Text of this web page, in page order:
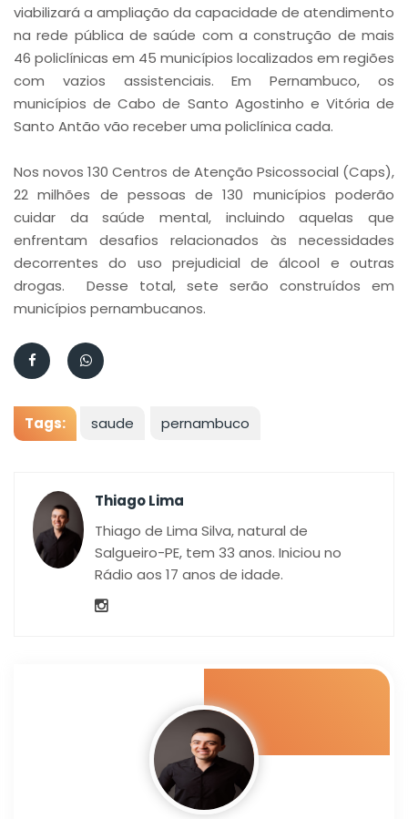
viabilizará a ampliação da capacidade de atendimento
na rede pública de saúde com a construção de mais
46 policlínicas em 45 municípios localizados em regiões
com vazios assistenciais. Em Pernambuco, os
municípios de Cabo de Santo Agostinho e Vitória de
Santo Antão vão receber uma policlínica cada.
Nos novos 130 Centros de Atenção Psicossocial (Caps),
22 milhões de pessoas de 130 municípios poderão
cuidar da saúde mental, incluindo aquelas que
enfrentam desafios relacionados às necessidades
decorrentes do uso prejudicial de álcool e outras
drogas. Desse total, sete serão construídos em
municípios pernambucanos.
Tags: saude pernambuco
Thiago Lima
Thiago de Lima Silva, natural de
Salgueiro-PE, tem 33 anos. Iniciou no
Rádio aos 17 anos de idade.